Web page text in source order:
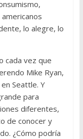
lo alegre, lo
cada vez que
Mike Ryan,
Seattle. Y
para
diferentes,
de conocer y
¿Cómo podría